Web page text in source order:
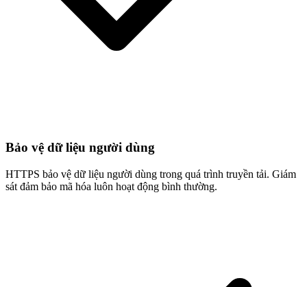
Bảo vệ dữ liệu người dùng
HTTPS bảo vệ dữ liệu người dùng trong quá trình truyền tải. Giám
sát đảm bảo mã hóa luôn hoạt động bình thường.